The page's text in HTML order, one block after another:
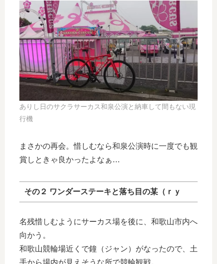
ありし日のサクラサーカス和泉公演と納車して間もない現
行機
まさかの再会。惜しむなら和泉公演時に一度でも観
賞しときゃ良かったよなぁ…
その２ ワンダーステーキと落ち目の某（ｒｙ
名残惜しむようにサーカス場を後に、和歌山市内へ
向かう。
和歌山競輪場近くで鐘（ジャン）がなったので、土
手から場内が見えそうな所で競輪観戦。